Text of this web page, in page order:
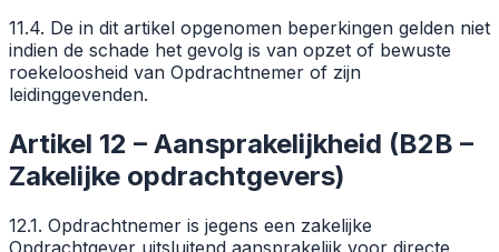
11.4. De in dit artikel opgenomen beperkingen gelden niet
indien de schade het gevolg is van opzet of bewuste
roekeloosheid van Opdrachtnemer of zijn
leidinggevenden.
Artikel 12 – Aansprakelijkheid (B2B –
Zakelijke opdrachtgevers)
12.1. Opdrachtnemer is jegens een zakelijke
Opdrachtgever uitsluitend aansprakelijk voor directe